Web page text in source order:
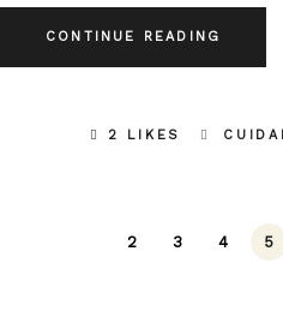
CONTINUE READING
2 LIKES
2 3 4 5